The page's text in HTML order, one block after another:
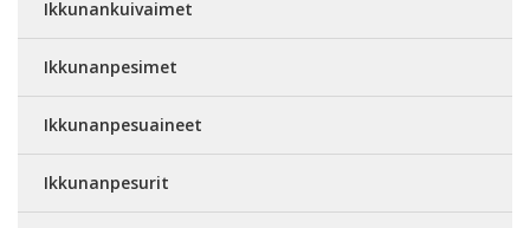
Ikkunankuivaimet
Ikkunanpesimet
Ikkunanpesuaineet
Ikkunanpesurit